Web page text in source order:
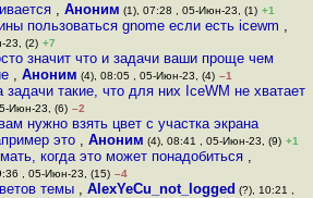
,Аноним (1), 07:28 , 05-Июн-23, (1) +1
пользоваться gnome если есть icewm ,
23, (2) +7
значит что и задачи ваши проще чем
, Аноним (4), 08:05 , 05-Июн-23, (4) –1
задачи такие, что для них IceWM не хватает
Июн-23, (6) –2
нужно взять цвет с участка экрана
это ,Аноним (4), 08:41 , 05-Июн-23, (9) +1
когда это может понадобиться ,
, 05-Июн-23, (15) –4
темы , AlexYeCu_not_logged (?), 10:21 ,